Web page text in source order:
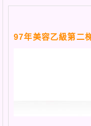
97年美容乙級第二